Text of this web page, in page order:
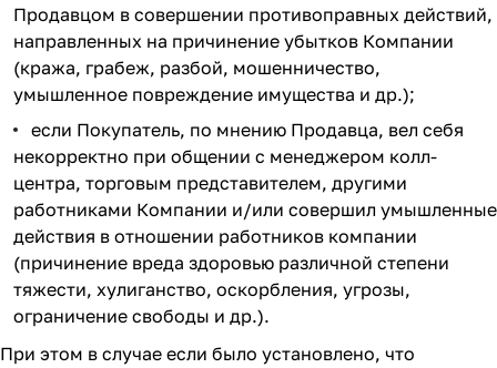
Продавцом в совершении противоправных действий,
направленных на причинение убытков Компании
(кража, грабеж, разбой, мошенничество,
умышленное повреждение имущества и др.);
если Покупатель, по мнению Продавца, вел себя
некорректно при общении с менеджером колл-
центра, торговым представителем, другими
работниками Компании и/или совершил умышленные
действия в отношении работников компании
(причинение вреда здоровью различной степени
тяжести, хулиганство, оскорбления, угрозы,
ограничение свободы и др.).
При этом в случае если было установлено, что